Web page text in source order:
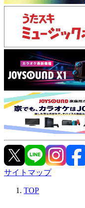
サイトマップ
TOP